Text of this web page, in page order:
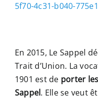
5f70-4c31-b040-
En 2015, Le Sappel
Trait d’Union. La
1901 est de porter
Sappel. Elle se veut